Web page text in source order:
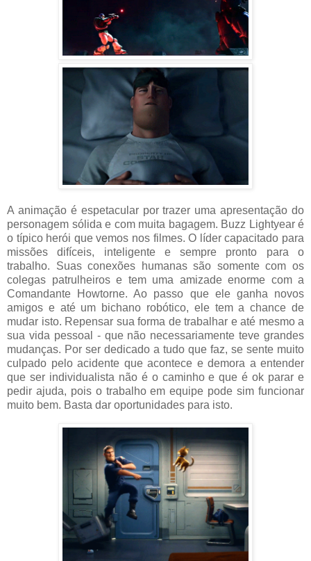
A animação é espetacular por trazer uma apresentação do
personagem sólida e com muita bagagem. Buzz Lightyear é
o típico herói que vemos nos filmes. O líder capacitado para
missões difíceis, inteligente e sempre pronto para o
trabalho. Suas conexões humanas são somente com os
colegas patrulheiros e tem uma amizade enorme com a
Comandante Howtorne. Ao passo que ele ganha novos
amigos e até um bichano robótico, ele tem a chance de
mudar isto. Repensar sua forma de trabalhar e até mesmo a
sua vida pessoal - que não necessariamente teve grandes
mudanças. Por ser dedicado a tudo que faz, se sente muito
culpado pelo acidente que acontece e demora a entender
que ser individualista não é o caminho e que é ok parar e
pedir ajuda, pois o trabalho em equipe pode sim funcionar
muito bem. Basta dar oportunidades para isto.